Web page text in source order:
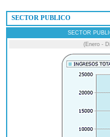
 SECTOR PUBLICO
SECTOR
(Enero -